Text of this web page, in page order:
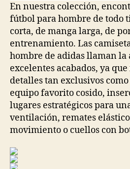
En nuestra colección,
fútbol para hombre de todo
corta, de manga larga, de
entrenamiento. Las
hombre de adidas llaman la
excelentes acabados, ya
detalles tan exclusivos
equipo favorito cosido,
lugares estratégicos para
ventilación, remates
movimiento o cuellos con